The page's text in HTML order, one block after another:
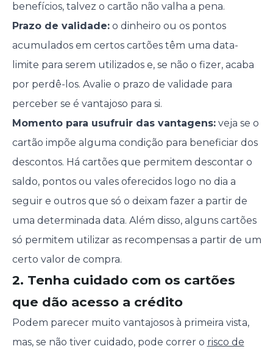
benefícios, talvez o cartão não valha a pena.
Prazo de validade:o dinheiro ou os pontos
acumulados em certos cartões têm uma data-
limite para serem utilizados e, se não o fizer, acaba
por perdê-los. Avalie o prazo de validade para
perceber se é vantajoso para si.
Momento para usufruir das vantagens:veja se o
cartão impõe alguma condição para beneficiar dos
descontos. Há cartões que permitem descontar o
saldo, pontos ou vales oferecidos logo no dia a
seguir e outros que só o deixam fazer a partir de
uma determinada data. Além disso, alguns cartões
só permitem utilizar as recompensas a partir de um
certo valor de compra.
2. Tenha cuidado com os cartões
que dão acesso a crédito
Podem parecer muito vantajosos à primeira vista,
mas, se não tiver cuidado, pode correr o risco de